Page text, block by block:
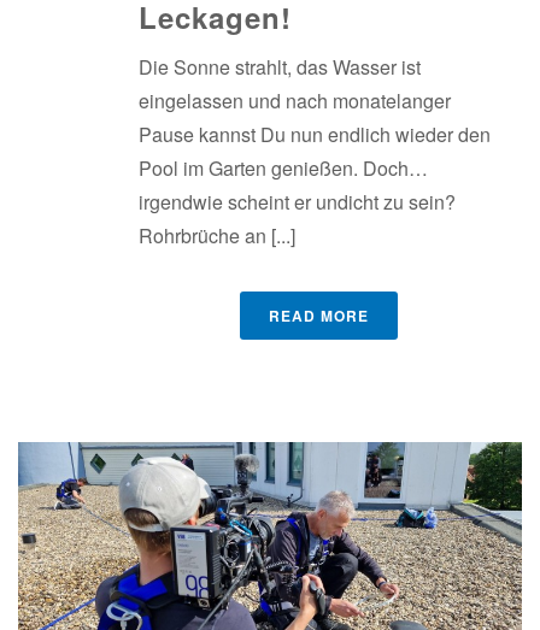
Leckagen!
Die Sonne strahlt, das Wasser ist
eingelassen und nach monatelanger
Pause kannst Du nun endlich wieder den
Pool im Garten genießen. Doch…
irgendwie scheint er undicht zu sein?
Rohrbrüche an [...]
READ MORE